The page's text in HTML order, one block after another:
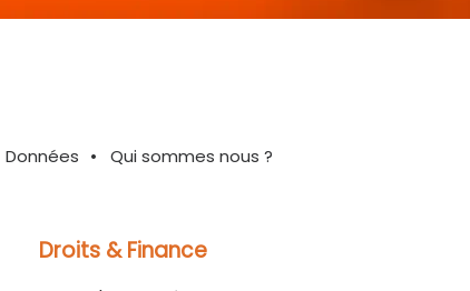
Données Qui sommes nous ?
Droits & Finance